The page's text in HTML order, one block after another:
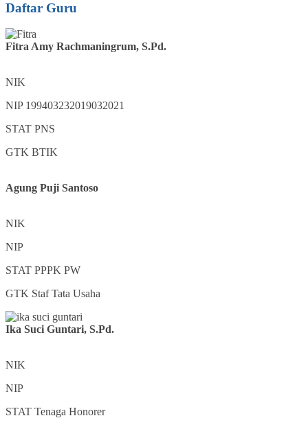
Daftar Guru
Fitra Amy Rachmaningrum, S.Pd.
NIK
NIP 199403232019032021
STAT PNS
GTK BTIK
Agung Puji Santoso
NIK
NIP
STAT PPPK PW
GTK Staf Tata Usaha
Ika Suci Guntari, S.Pd.
NIK
NIP
STAT Tenaga Honorer